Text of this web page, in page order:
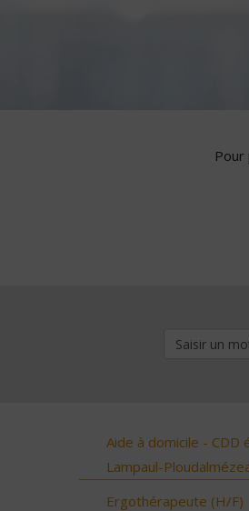
Aide à domicile - CDD
Lampaul-
Ergothérapeute (H/F)